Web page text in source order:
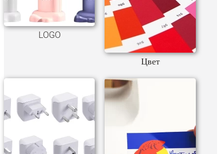
LOGO
Цвет